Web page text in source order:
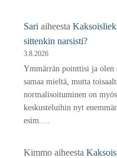
Sari aiheesta
sittenkin narsisti?
3.8.2026
Ymmärrän pointtisi ja olen
samaa mieltä, mutta
normalisoituminen on
keskusteluihin nyt
esim.…
Kimmoaiheesta